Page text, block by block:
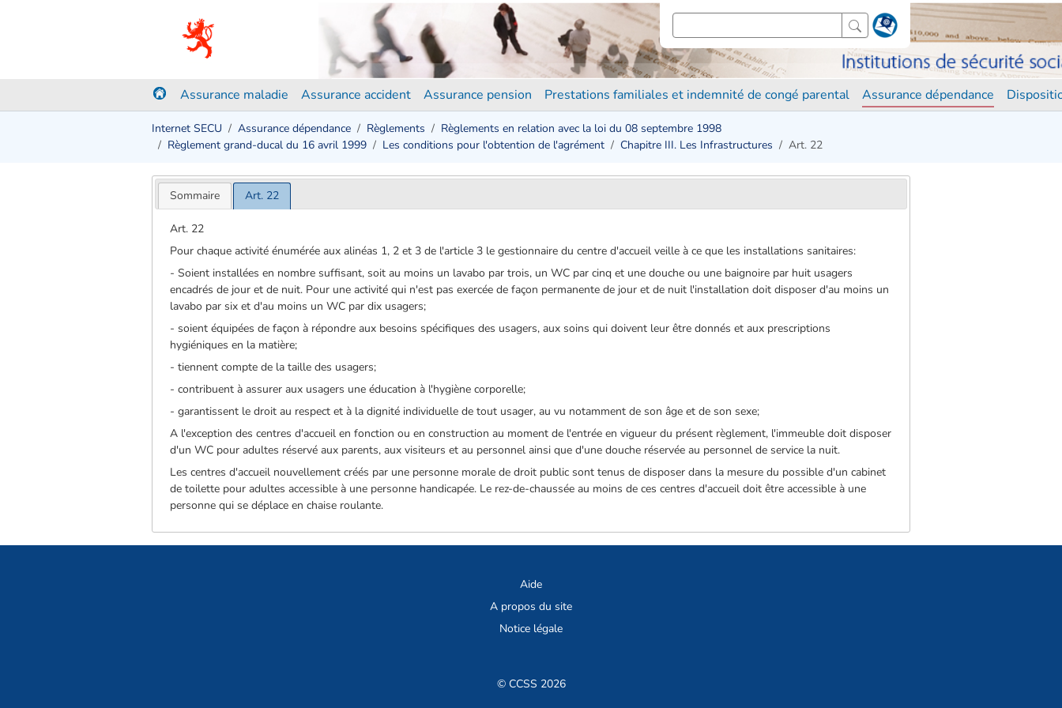
Assurance maladie Assurance accident Assurance pension Prestations familiales et indemnité de congé parental Assurance dépendance
Internet SECU Assurance dépendance Règlements
Règlements en relation avec la loi du 08 septembre 1998
Règlement grand-ducal du 16 avril 1999
Les conditions pour l'obtention de l'agrément Chapitre III. Les Infrastructures Art. 22
Sommaire Art. 22
Art. 22
Pour chaque activité énumérée aux alinéas 1, 2 et 3 de l'article 3 le gestionnaire du centre d'accueil veille à ce que les installations sanitaires:
- Soient installées en nombre suffisant, soit au moins un lavabo par trois, un WC par cinq et une douche ou une baignoire par huit usagers
encadrés de jour et de nuit. Pour une activité qui n'est pas exercée de façon permanente de jour et de nuit l'installation doit disposer d'au moins un
lavabo par six et d'au moins un WC par dix usagers;
- soient équipées de façon à répondre aux besoins spécifiques des usagers, aux soins qui doivent leur être donnés et aux prescriptions
hygiéniques en la matière;
- tiennent compte de la taille des usagers;
- contribuent à assurer aux usagers une éducation à l'hygiène corporelle;
- garantissent le droit au respect et à la dignité individuelle de tout usager, au vu notamment de son âge et de son sexe;
A l'exception des centres d'accueil en fonction ou en construction au moment de l'entrée en vigueur du présent règlement, l'immeuble doit disposer
d'un WC pour adultes réservé aux parents, aux visiteurs et au personnel ainsi que d'une douche réservée au personnel de service la nuit.
Les centres d'accueil nouvellement créés par une personne morale de droit public sont tenus de disposer dans la mesure du possible d'un cabinet
de toilette pour adultes accessible à une personne handicapée. Le rez-de-chaussée au moins de ces centres d'accueil doit être accessible à une
personne qui se déplace en chaise roulante.
Aide
A propos du site
Notice légale
© CCSS 2026